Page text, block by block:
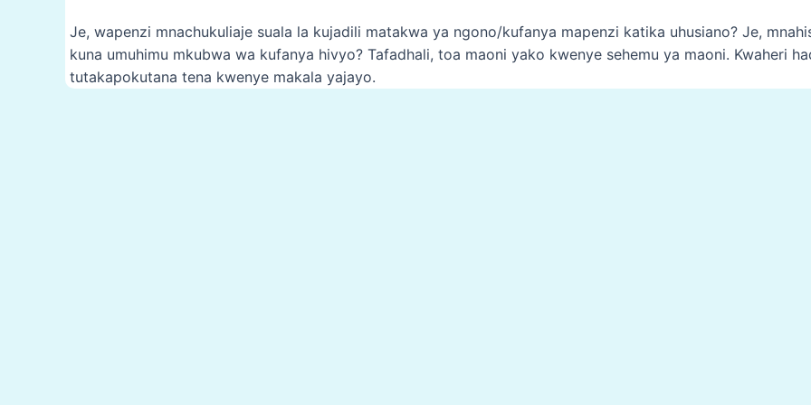
Je, wapenzi mnachukuliaje suala la kujadili matakwa ya ngono/kufanya mapenzi katika uhusiano? Je,
kuna umuhimu mkubwa wa kufanya hivyo? Tafadhali, toa maoni yako kwenye sehemu ya maoni. Kwaheri
tutakapokutana tena kwenye makala yajayo.